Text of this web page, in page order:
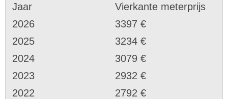
Jaar
Vierkante meterprijs
2026
3397 €
2025
3234 €
2024
3079 €
2023
2932 €
2022
2792 €